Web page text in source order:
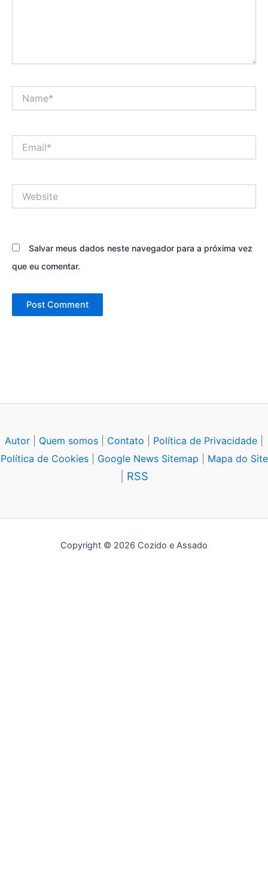
Salvar meus dados neste navegador para a próxima vez
que eu comentar.
Autor Quem somos Contato Política de Privacidade
Política de Cookies| Google News Sitemap Mapa do Site
RSS
Copyright © 2026 Cozido e Assado